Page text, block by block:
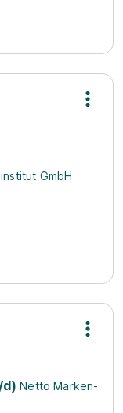
GmbH
d) Netto Marken-